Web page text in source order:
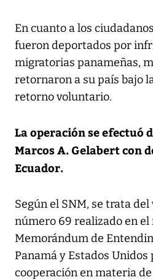
En cuanto a los
fueron deportados por
migratorias panameñas,
retornaron a su país bajo
retorno voluntario.
La operación se efectuó
Marcos A. Gelabert con
Ecuador.
Según el SNM, se trata
número 69 realizado en el
Memorándum de
Panamá y Estados
cooperación en materia